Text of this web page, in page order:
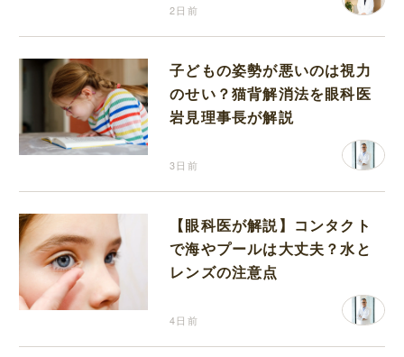
2日前
子どもの姿勢が悪いのは視力
のせい？猫背解消法を眼科医
岩見理事長が解説
3日前
【眼科医が解説】コンタクト
で海やプールは大丈夫？水と
レンズの注意点
4日前